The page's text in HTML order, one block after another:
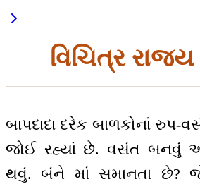
વિચિત્ર રાજ્ય
બાપદાદા દરેક બાળકોનાં
જોઈ રહ્યાં છે. વસંત બનવું
થવું. બંને માં સમાનતા છે?